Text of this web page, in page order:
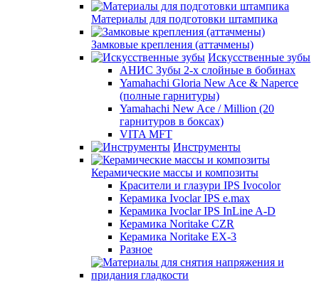
Материалы для подготовки штампика
Замковые крепления (аттачмены)
Искусственные зубы
АНИС Зубы 2-х слойные в бобинах
Yamahachi Gloria New Ace & Naperce
(полные гарнитуры)
Yamahachi New Ace / Million (20
гарнитуров в боксах)
VITA MFT
Инструменты
Керамические массы и композиты
Красители и глазури IPS Ivocolor
Керамика Ivoclar IPS e.max
Керамика Ivoclar IPS InLine A-D
Керамика Noritake CZR
Керамика Noritake EX-3
Разное